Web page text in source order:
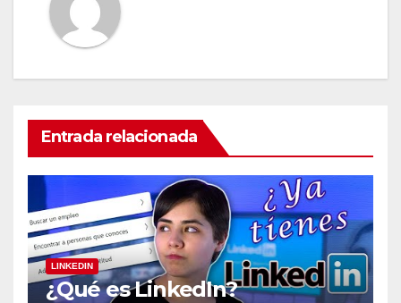
Entrada relacionada
LINKEDIN
¿Qué es LinkedIn?